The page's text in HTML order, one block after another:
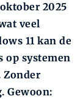
2025
veel
11 kan de
op systemen
Zonder
Gewoon: